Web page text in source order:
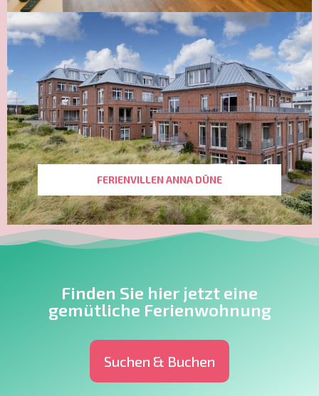
FERIENVILLEN ANNA DÜNE
Finden Sie hier jetzt eine
gemütliche Ferienwohnung
Suchen & Buchen